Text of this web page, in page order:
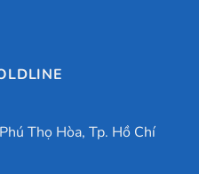
Thọ Hòa, Tp. Hồ Chí